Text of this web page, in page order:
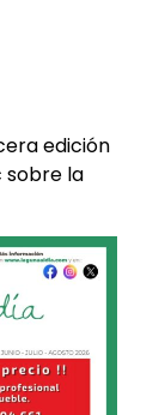
edición
sobre la